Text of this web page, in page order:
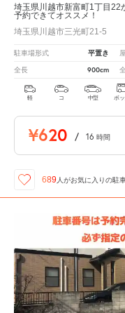
埼玉県川越市新富町1丁目22
予約できてオススメ！
埼玉県川越市三光町21-5
駐車場形式 平置き
全長 900cm
軽 コ 中型 ボ
¥620 / 16 時間
689 人がお気に入りの駐